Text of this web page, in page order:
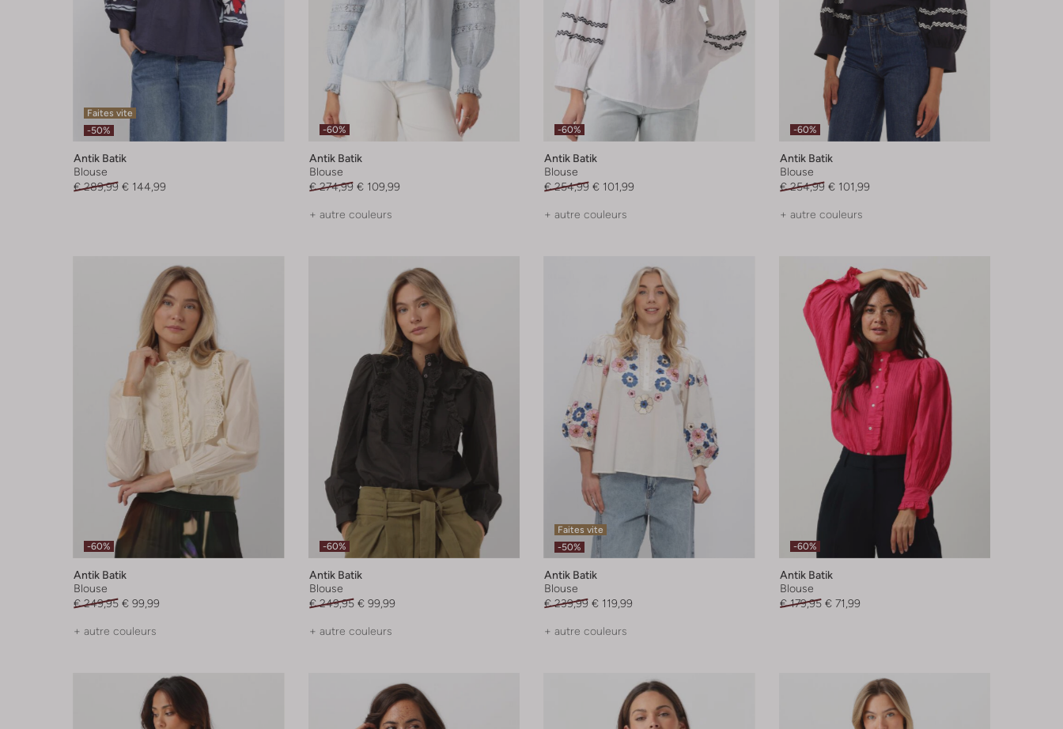
Faites vite
-50%
Antik Batik
Blouse
€ 289,99 € 144,99
-60%
Antik Batik
Blouse
€ 274,99 € 109,99
+ autre couleurs
-60%
Antik Batik
Blouse
€ 254,99 € 101,99
+ autre couleurs
-60%
Antik Batik
Blouse
€ 254,99 € 101,99
+ autre couleurs
-60%
Antik Batik
Blouse
€ 249,95 € 99,99
+ autre couleurs
-60%
Antik Batik
Blouse
€ 249,95 € 99,99
+ autre couleurs
Faites vite
-50%
Antik Batik
Blouse
€ 239,99 € 119,99
+ autre couleurs
-60%
Antik Batik
Blouse
€ 179,95 € 71,99